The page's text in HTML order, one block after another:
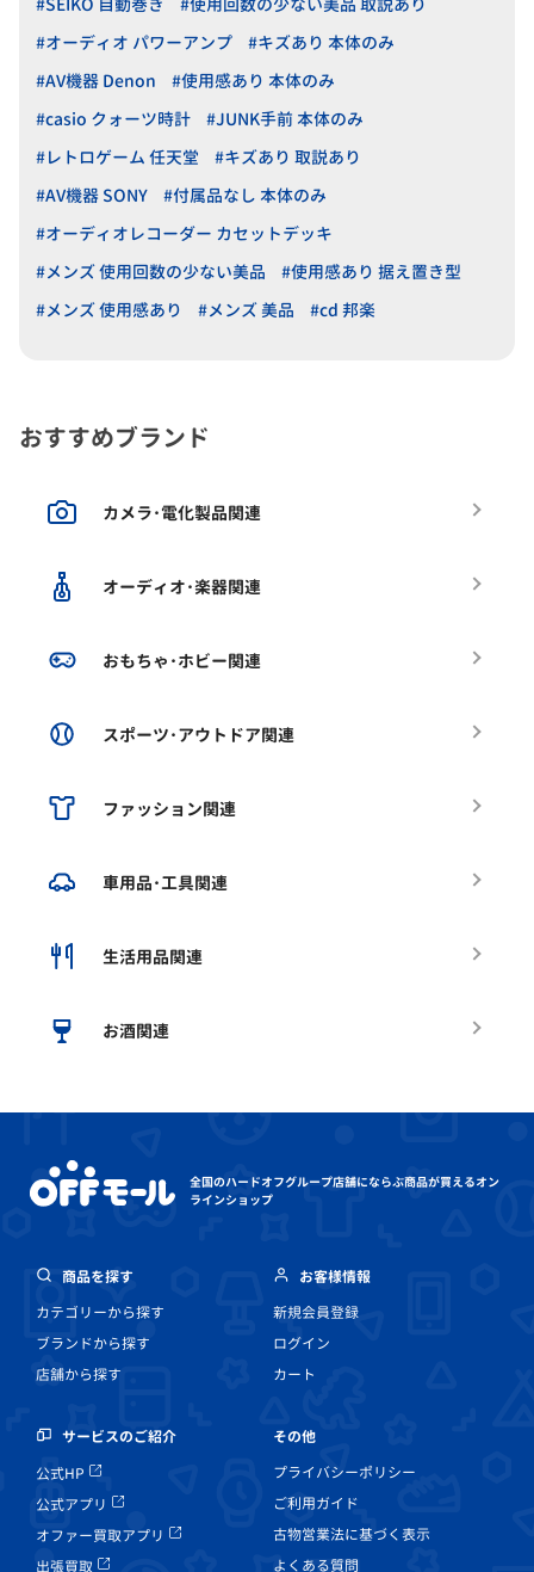
#オーディオ パワーアンプ
#キズあり 本体のみ
#AV機器 Denon
#使用感あり 本体のみ
#casio クォーツ時計
#JUNK手前 本体のみ
#レトロゲーム 任天堂
#キズあり 取説あり
#AV機器 SONY
#付属品なし 本体のみ
#オーディオレコーダー カセットデッキ
#メンズ 使用回数の少ない美品
#使用感あり 据え置き型
#メンズ 使用感あり
#メンズ 美品 #cd 邦楽
おすすめブランド
カメラ･電化製品関連
オーディオ･楽器関連
おもちゃ･ホビー関連
スポーツ･アウトドア関連
ファッション関連
車用品･工具関連
生活用品関連
お酒関連
全国のハードオフグループ店舗にならぶ商品が買えるオン
ラインショップ
商品を探す
カテゴリーから探す
ブランドから探す
店舗から探す
お客様情報
新規会員登録
ログイン
カート
サービスのご紹介
公式HP
公式アプリ
オファー買取アプリ
出張買取
その他
プライバシーポリシー
ご利用ガイド
古物営業法に基づく表示
よくある質問